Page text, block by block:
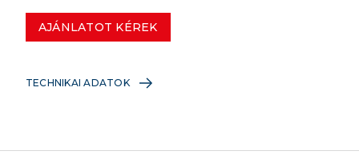
AJÁNLATOT KÉREK
TECHNIKAI ADATOK